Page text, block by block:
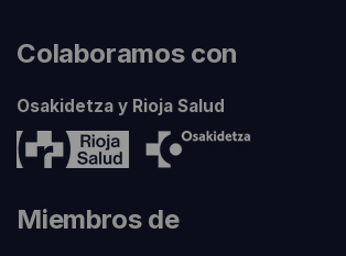
Colaboramos con
Osakidetza y Rioja Salud
Miembros de